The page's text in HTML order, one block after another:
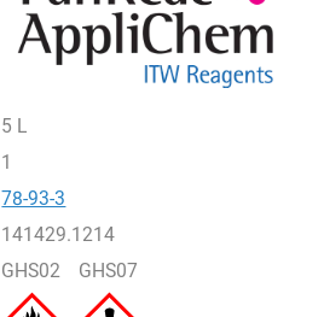
5 L
1
78-93-3
141429.1214
GHS02 GHS07